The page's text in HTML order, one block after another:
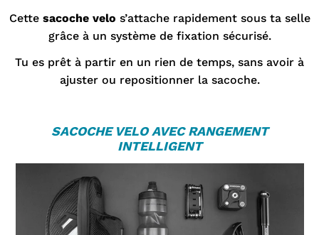
Cette sacoche velo s’attache rapidement sous ta selle
grâce à un système de fixation sécurisé.
Tu es prêt à partir en un rien de temps, sans avoir à
ajuster ou repositionner la sacoche.
SACOCHE VELOAVEC RANGEMENT
INTELLIGENT